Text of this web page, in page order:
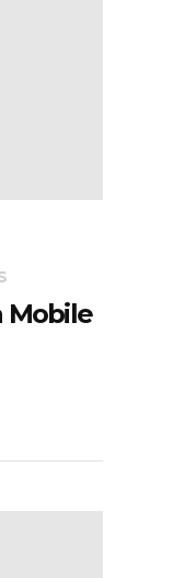
Mobile